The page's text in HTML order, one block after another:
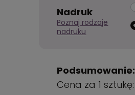
Nadruk
Poznaj rodzaje
nadruku
Podsumowanie:
Cena za 1 sztukę: